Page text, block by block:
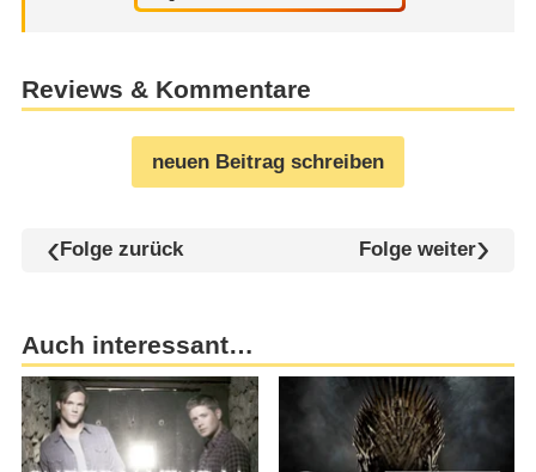
Reviews & Kommentare
neuen Beitrag schreiben
Folge zurück Folge weiter
Auch interessant…